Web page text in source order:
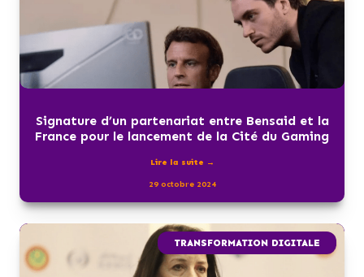
Signature d’un partenariat entre Bensaid et la
France pour le lancement de la Cité du Gaming
Lire la suite →
29 octobre 2024
TRANSFORMATION DIGITALE